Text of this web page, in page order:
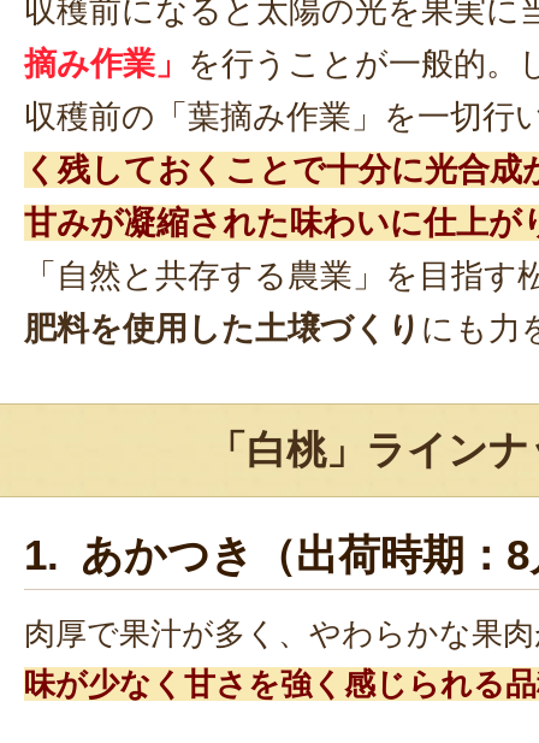
収穫前になると太陽の光を果実に
摘み作業」 を行うことが一般的。
収穫前の「葉摘み作業」を一切行
く残しておくことで十分に光合成
甘みが凝縮された味わいに仕上が
「自然と共存する農業」を目指す
肥料を使用した土壌づくり にも力
「白桃」ライン
1. あかつき（出荷時期：8
肉厚で果汁が多く、やわらかな果
味が少なく甘さを強く感じられる